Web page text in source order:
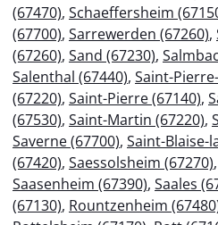
(67470), Schaeffersheim
(67700), Sarrewerden (67260),
(67260), Sand (67230),
Salenthal (67440), Saint-
(67220), Saint-Pierre (67140),
(67530), Saint-Martin (67220),
Saverne (67700), Saint-Blaise-
(67420), Saessolsheim (67270),
Saasenheim (67390), Saales
(67130), Rountzenheim